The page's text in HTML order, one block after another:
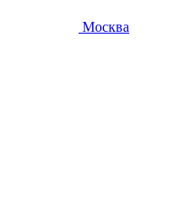
Москва